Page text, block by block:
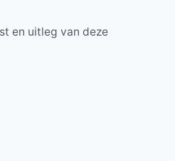
en uitleg van deze